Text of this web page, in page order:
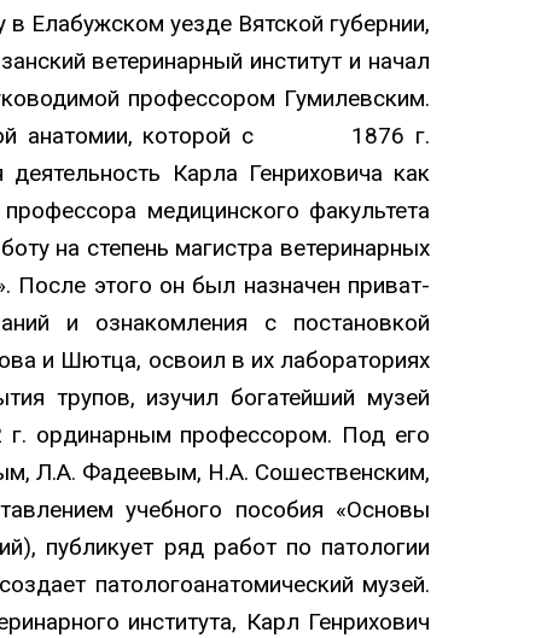
Елабужском уезде Вятской губернии,
ветеринарный институт и начал
профессором Гумилевским.
анатомии, которой с 1876 г.
Карла Генриховича как
медицинского факультета
на степень магистра ветеринарных
После этого он был назначен приват-
и ознакомления с постановкой
и Шютца, освоил в их лабораториях
трупов, изучил богатейший музей
ординарным профессором. Под его
Л.А. Фадеевым, Н.А. Сошественским,
учебного пособия «Основы
публикует ряд работ по патологии
патологоанатомический музей.
института, Карл Генрихович